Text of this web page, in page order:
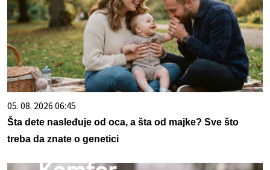
05. 08. 2026 06:45
Šta dete nasleđuje od oca, a šta od majke? Sve što
treba da znate o genetici